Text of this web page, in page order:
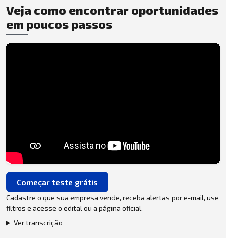
Veja como encontrar oportunidades
em poucos passos
Começar teste grátis
Cadastre o que sua empresa vende, receba alertas por e-mail, use
filtros e acesse o edital ou a página oficial.
Ver transcrição